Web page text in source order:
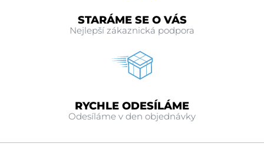
STARÁME SE O VÁS
Nejlepší zákaznická podpora
RYCHLE ODESÍLÁME
Odesíláme v den objednávky